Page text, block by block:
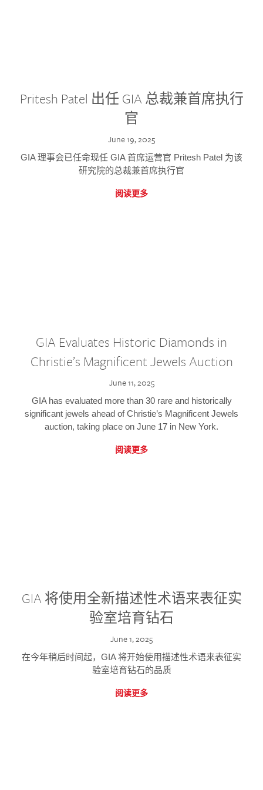
Pritesh Patel 出任 GIA 总裁兼首席执行
官
June 19, 2025
GIA 理事会已任命现任 GIA 首席运营官 Pritesh Patel 为该
研究院的总裁兼首席执行官
阅读更多
GIA Evaluates Historic Diamonds in
Christie’s Magnificent Jewels Auction
June 11, 2025
GIA has evaluated more than 30 rare and historically
significant jewels ahead of Christie’s Magnificent Jewels
auction, taking place on June 17 in New York.
阅读更多
GIA 将使用全新描述性术语来表征实
验室培育钻石
June 1, 2025
在今年稍后时间起，GIA 将开始使用描述性术语来表征实
验室培育钻石的品质
阅读更多